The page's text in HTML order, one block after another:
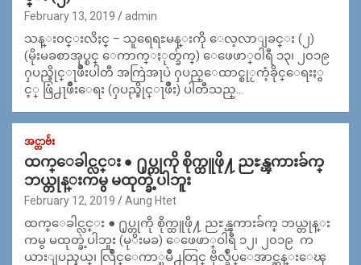
February 13, 2019 admin
သန္း၀င္းလိႈင္ – သူရေရႊမန္းကို ေလ့လာျခင္း (၂)
(မိုးမခစာအုပ္စင္ ေကာက္ႏုတ္ခ်က္) ေဖေဖာ္၀ါရီ ၁၃၊ ၂၀၁၉
ႁပည္ခိုင္ႃဖိဳးပါတီ အကြဲအႃပဲ ႁပည္ေထာင္စုႂကံ့ခိုင္ေရးႏွ
င့္ ဖြံ႕ႃဖိဳးေရး (ႁပည္ခိုင္ႃဖိဳး) ပါတီသည္…
အင္တာဗ်ဴး
ထက္ေခါင္လင္း ● ႐ုပ္တုကို စိုက္ထူဖို႔ ညႊန္ၾကားခ်က္
ဘယ္တုန္းကမွ မထုတ္ခဲ့ပါဘူး
February 12, 2019 Aung Htet
ထက္ေခါင္လင္း ● ႐ုပ္တုကို စိုက္ထူဖို႔ ညႊန္ၾကားခ်က္ ဘယ္တုန္း
ကမွ မထုတ္ခဲ့ပါဘူး (မုိးမခ) ေဖေဖာ္ဝါရီ ၁၂၊ ၂၀၁၉ က
ယားျပည္နယ္၊ လြိဳင္ေကာ္ၿမိဳ႕တြင္ ဗိုလ္ခ်ဳပ္ေအာင္ဆန္းေၾ